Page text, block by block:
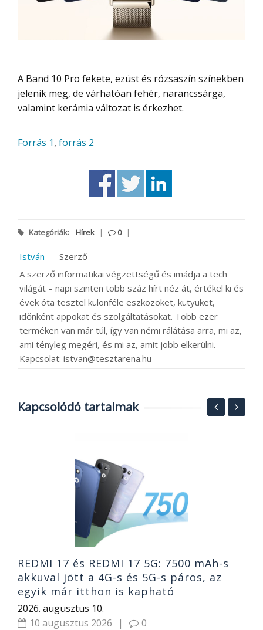
A Band 10 Pro fekete, ezüst és rózsaszín színekben
jelenik meg, de várhatóan fehér, narancssárga,
valamint kerámia változat is érkezhet.
Forrás 1, forrás 2
Kategóriák: Hírek | 0 |
István
Szerző
A szerző informatikai végzettségű és imádja a tech
világát – napi szinten több száz hírt néz át, értékel ki és
évek óta tesztel különféle eszközöket, kütyüket,
időnként appokat és szolgáltatásokat. Több ezer
terméken van már túl, így van némi rálátása arra, mi az,
ami tényleg megéri, és mi az, amit jobb elkerülni.
Kapcsolat: istvan@tesztarena.hu
Kapcsolódó tartalmak
REDMI 17 és REDMI 17 5G: 7500 mAh-s
akkuval jött a 4G-s és 5G-s páros, az
egyik már itthon is kapható
2026. augusztus 10.
10 augusztus 2026
| 0